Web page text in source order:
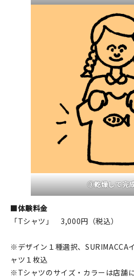
③乾燥して完
■体験料金
「Tシャツ」 3,000円（税込）
※デザイン１種選択、SURIMACCA
ャツ１枚込
※Tシャツのサイズ・カラーは店舗に